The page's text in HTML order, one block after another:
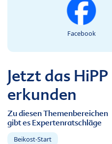
Facebook
Jetzt das
erkunden
Zu diesen Themenbereichen
gibt es Expertenratschläge
Beikost-Start